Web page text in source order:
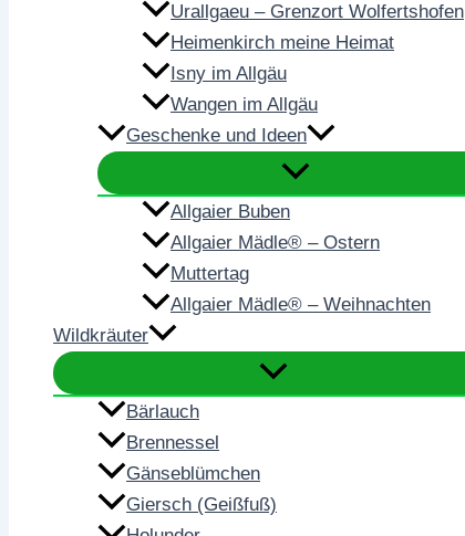
Urallgaeu – Grenzort Wolfertshofen
Heimenkirch meine Heimat
Isny im Allgäu
Wangen im Allgäu
Geschenke und Ideen
Allgaier Buben
Allgaier Mädle® – Ostern
Muttertag
Allgaier Mädle® – Weihnachten
Wildkräuter
Bärlauch
Brennessel
Gänseblümchen
Giersch (Geißfuß)